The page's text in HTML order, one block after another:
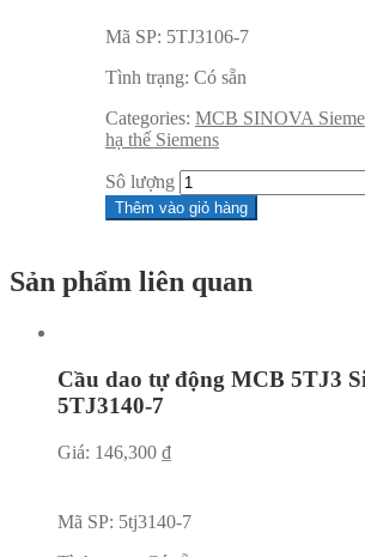
Mã SP: 5TJ3106-7
Tình trạng: Có sẵn
Categories: MCB SINOVA
hạ thế Siemens
Sô lượng
Thêm vào giỏ hàng
Sản phẩm liên quan
Cầu dao tự động MCB 5TJ3
5TJ3140-7
Giá: 146,300 ₫
Mã SP: 5tj3140-7